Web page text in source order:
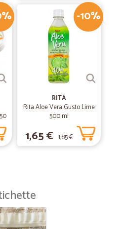
-10%
RITA
Rita Aloe Vera Gusto Lime
500 ml
1,65 € 1,85 €